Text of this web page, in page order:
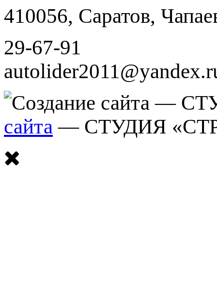
410056, Саратов,
29-67-91
сайта — СТУДИЯ